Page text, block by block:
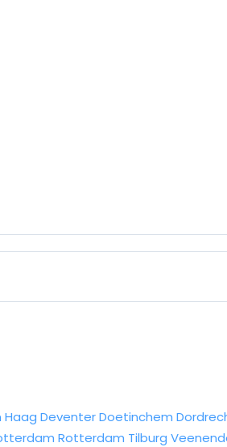
Haag DeventerDoetinchem
Rotterdam Tilburg